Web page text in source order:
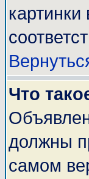
Что
должны
самом